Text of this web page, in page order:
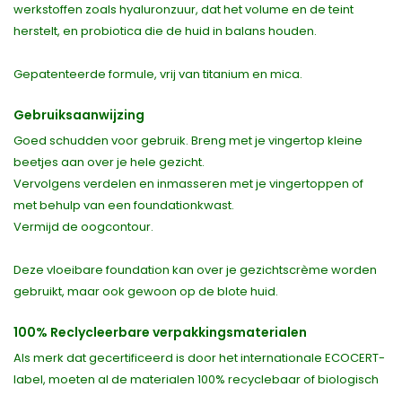
werkstoffen zoals hyaluronzuur, dat het volume en de teint
herstelt, en probiotica die de huid in balans houden.
Gepatenteerde formule, vrij van titanium en mica.
Gebruiksaanwijzing
Goed schudden voor gebruik. Breng met je vingertop kleine
beetjes aan over je hele gezicht.
Vervolgens verdelen en inmasseren met je vingertoppen of
met behulp van een foundationkwast.
Vermijd de oogcontour.
Deze vloeibare foundation kan over je gezichtscrème worden
gebruikt, maar ook gewoon op de blote huid.
100% Reclycleerbare verpakkingsmaterialen
Als merk dat gecertificeerd is door het internationale ECOCERT-
label, moeten al de materialen 100% recyclebaar of biologisch